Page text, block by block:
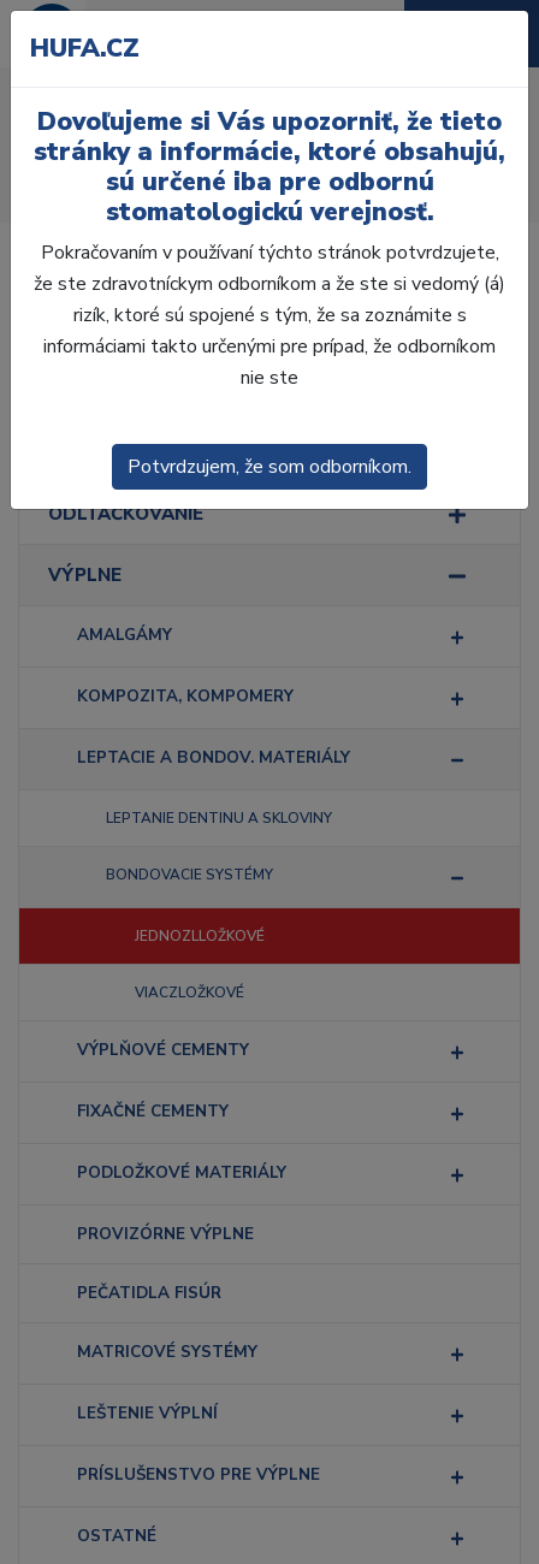
Úvod Ordinácia
Výplne
Leptacie a bondov. materiály
Bondovacie systémy
Jednozlložkové
Laboratórium, Zub.
Ordinácia
ODLTAČKOVANIE
VÝPLNE
AMALGÁMY
KOMPOZITA, KOMPOMERY
LEPTACIE A BONDOV. MATERIÁLY
LEPTANIE DENTINU A SKLOVINY
BONDOVACIE SYSTÉMY
JEDNOZLLOŽKOVÉ
VIACZLOŽKOVÉ
VÝPLŇOVÉ CEMENTY
FIXAČNÉ CEMENTY
PODLOŽKOVÉ MATERIÁLY
PROVIZÓRNE VÝPLNE
PEČATIDLA FISÚR
MATRICOVÉ SYSTÉMY
LEŠTENIE VÝPLNÍ
PRÍSLUŠENSTVO PRE VÝPLNE
OSTATNÉ
HUFA.CZ
Dovoľujeme si Vás upozorniť, že tieto
stránky a informácie, ktoré obsahujú,
sú určené iba pre odbornú
stomatologickú verejnosť.
Pokračovaním v používaní týchto stránok potvrdzujete,
že ste zdravotníckym odborníkom a že ste si vedomý (á)
rizík, ktoré sú spojené s tým, že sa zoznámite s
informáciami takto určenými pre prípad, že odborníkom
nie ste
Potvrdzujem, že som odborníkom.